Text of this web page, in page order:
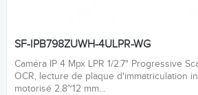
SF-IPB798ZUWH-4ULPR-WG
Caméra IP 4 Mpx LPR 1/2.7" Progressive
OCR, lecture de plaque d'immatriculation
motorisé 2.8~12 mm...